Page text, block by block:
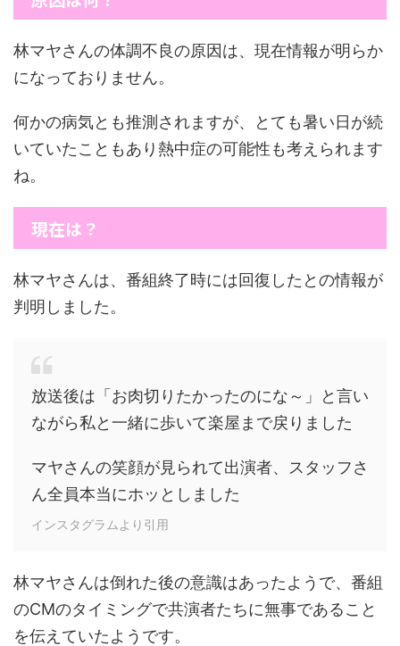
林マヤさんの体調不良の原因は、現在情報が明らか
になっておりません。
何かの病気とも推測されますが、とても暑い日が続
いていたこともあり熱中症の可能性も考えられます
ね。
現在は？
林マヤさんは、番組終了時には回復したとの情報が
判明しました。
放送後は「お肉切りたかったのにな～」と言い
ながら私と一緒に歩いて楽屋まで戻りました
マヤさんの笑顔が見られて出演者、スタッフさ
ん全員本当にホッとしました
インスタグラムより引用
林マヤさんは倒れた後の意識はあったようで、番組
のCMのタイミングで共演者たちに無事であること
を伝えていたようです。